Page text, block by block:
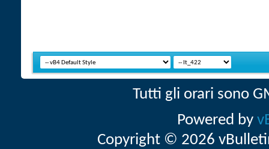
Tutti gli orari sono
Powered by
Copyright © 2026